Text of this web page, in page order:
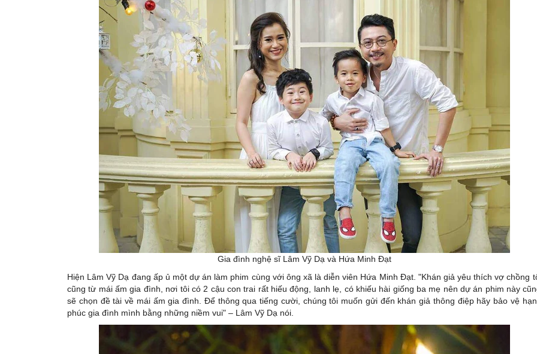
Gia đình nghệ sĩ Lâm Vỹ Dạ và Hứa Minh Đạt
Hiện Lâm Vỹ Dạ đang ấp ủ một dự án làm phim cùng với ông xã là diễn viên Hứa Minh Đạt. "Khán giả yêu thích vợ chồng
cũng từ mái ấm gia đình, nơi tôi có 2 cậu con trai rất hiếu động, lanh lẹ, có khiếu hài giống ba mẹ nên dự án phim này
sẽ chọn đề tài về mái ấm gia đình. Để thông qua tiếng cười, chúng tôi muốn gửi đến khán giả thông điệp hãy bảo vệ
phúc gia đình mình bằng những niềm vui" – Lâm Vỹ Dạ nói.